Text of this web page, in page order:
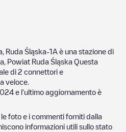
Ruda Śląska-1A è una stazione di
Powiat Ruda Śląska Questa
di 2 connettori e
veloce.
e l'ultimo aggiornamento è
foto e i commenti forniti dalla
informazioni utili sullo stato